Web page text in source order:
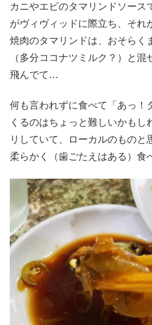
カニやエビのタマリンドソース
がヴィヴィッドに際立ち、それ
焼肉のタマリンドは、おそらく
（多分ココナツミルク？）と
飛んでて…
何も言われずに食べて「あっ！
くるのはちょっと難しいかもし
リしていて、ローカルのものと
柔らかく（歯ごたえはある）食